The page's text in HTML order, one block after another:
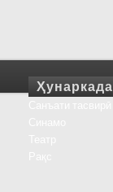
Ҳунаркада